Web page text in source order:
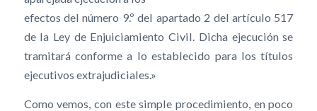
efectos del número 9.º del apartado 2 del artículo 517
de la Ley de Enjuiciamiento Civil. Dicha ejecución se
tramitará conforme a lo establecido para los títulos
ejecutivos extrajudiciales.»
Como vemos, con este simple procedimiento, en poco